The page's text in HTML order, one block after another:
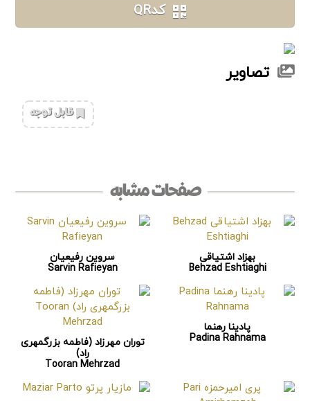
کدQR
تصاویر
‌قابل توجه
صفحات مشابه
بهزاد اشتیاقی
Behzad Eshtiaghi
سروین رفیعیان
Sarvin Rafieyan
پادینا رهنما
Padina Rahnama
توران مهرزاد (فاطمه بزرگمهری
راد)
Tooran Mehrzad